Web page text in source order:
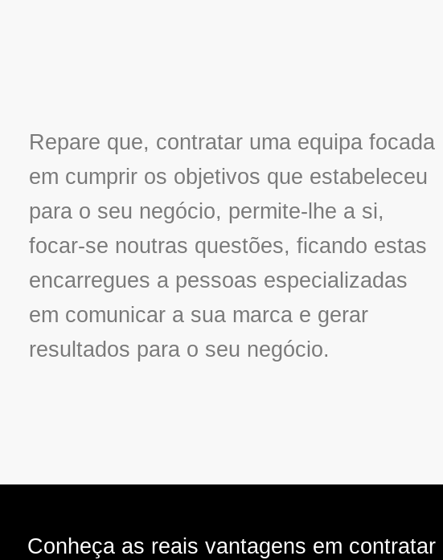
Repare que, contratar uma equipa focada
em cumprir os objetivos que estabeleceu
para o seu negócio, permite-lhe a si,
focar-se noutras questões, ficando estas
encarregues a pessoas especializadas
em comunicar a sua marca e gerar
resultados para o seu negócio.
Conheça as reais vantagens em